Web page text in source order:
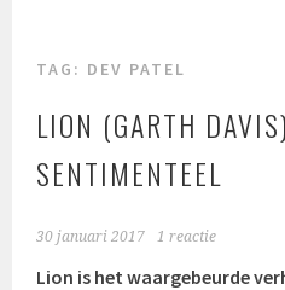
TAG: DEV PATEL
LION (GARTH
SENTIMENTEEL
30 januari 2017 1 reactie
Lion is het waargebeurde